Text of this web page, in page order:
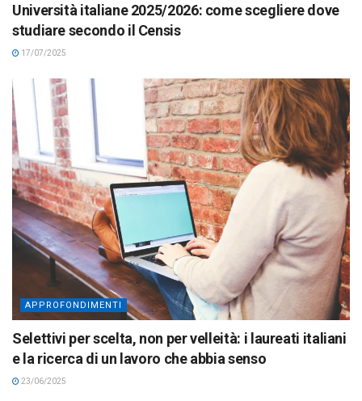
Università italiane 2025/2026: come scegliere dove
studiare secondo il Censis
17/07/2025
APPROFONDIMENTI
Selettivi per scelta, non per velleità: i laureati italiani
e la ricerca di un lavoro che abbia senso
23/06/2025